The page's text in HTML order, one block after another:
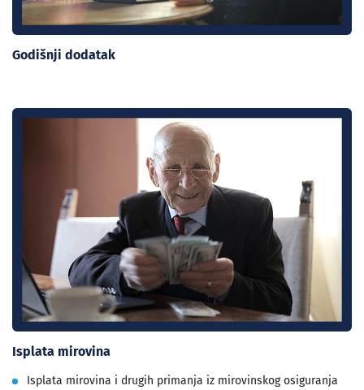
Godišnji dodatak
Isplata mirovina
Isplata mirovina i drugih primanja iz mirovinskog osiguranja